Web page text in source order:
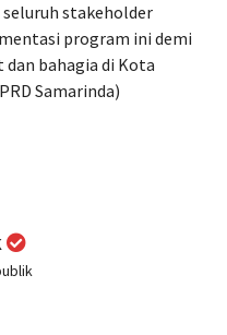
stakeholder
program ini demi
bahagia di Kota
Samarinda)